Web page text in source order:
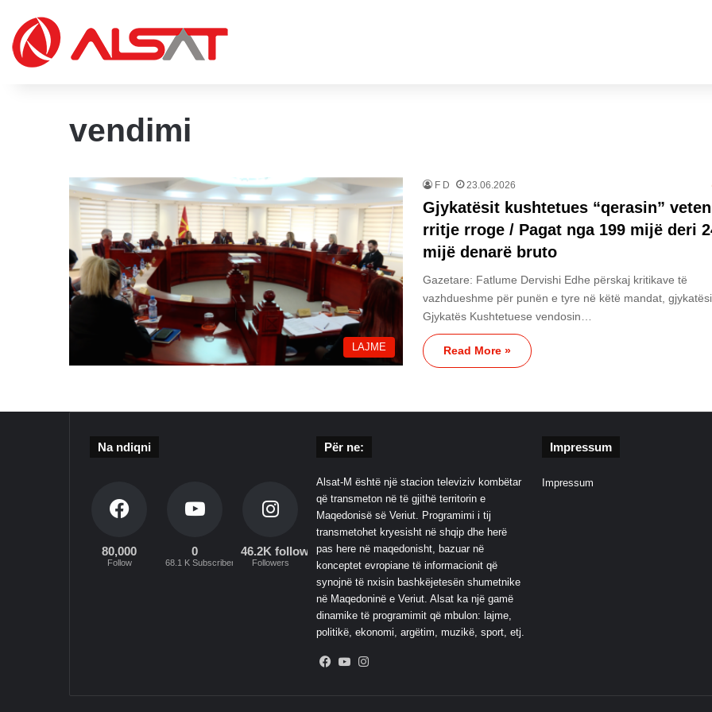
vendimi
LAJME
F D 23.06.2026
Gjykatësit kushtetues “qerasin”
rritje rroge / Pagat nga 199 mijë deri
mijë denarë bruto
Gazetare: Fatlume Dervishi Edhe përskaj kritikave të
vazhdueshme për punën e tyre në këtë mandat,
Gjykatës Kushtetuese vendosin…
Read More »
Na ndiqni
80,000
Follow
0
68.1 K Subscribers
46.2K followers
Followers
Për ne:
Alsat-M është një stacion televiziv kombëtar
që transmeton në të gjithë territorin e
Maqedonisë së Veriut. Programimi i tij
transmetohet kryesisht në shqip dhe herë
pas here në maqedonisht, bazuar në
konceptet evropiane të informacionit që
synojnë të nxisin bashkëjetesën shumetnike
në Maqedoninë e Veriut. Alsat ka një gamë
dinamike të programimit që mbulon: lajme,
politikë, ekonomi, argëtim, muzikë, sport, etj.
Facebook
YouTube
Impressum
Impressum